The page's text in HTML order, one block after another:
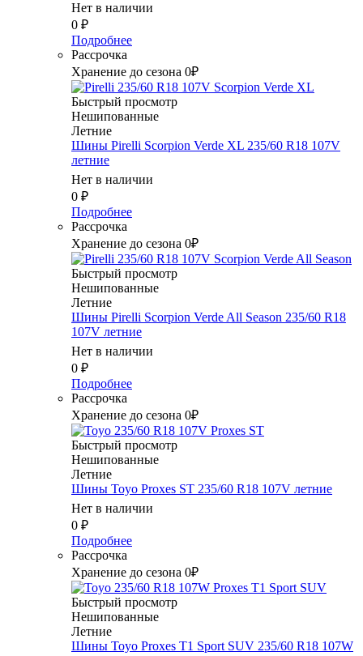
Нет в наличии
0 ₽
Подробнее
Рассрочка
Хранение до сезона 0₽
Быстрый просмотр
Нешипованные
Летние
Шины Pirelli Scorpion Verde XL 235/60 R18 107V
летние
Нет в наличии
0 ₽
Подробнее
Рассрочка
Хранение до сезона 0₽
Быстрый просмотр
Нешипованные
Летние
Шины Pirelli Scorpion Verde All Season 235/60 R18
107V летние
Нет в наличии
0 ₽
Подробнее
Рассрочка
Хранение до сезона 0₽
Быстрый просмотр
Нешипованные
Летние
Шины Toyo Proxes ST 235/60 R18 107V летние
Нет в наличии
0 ₽
Подробнее
Рассрочка
Хранение до сезона 0₽
Быстрый просмотр
Нешипованные
Летние
Шины Toyo Proxes T1 Sport SUV 235/60 R18 107W